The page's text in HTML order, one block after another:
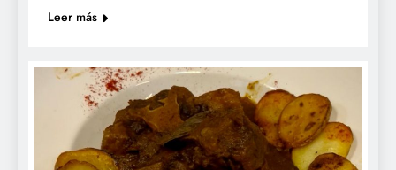
Leer más